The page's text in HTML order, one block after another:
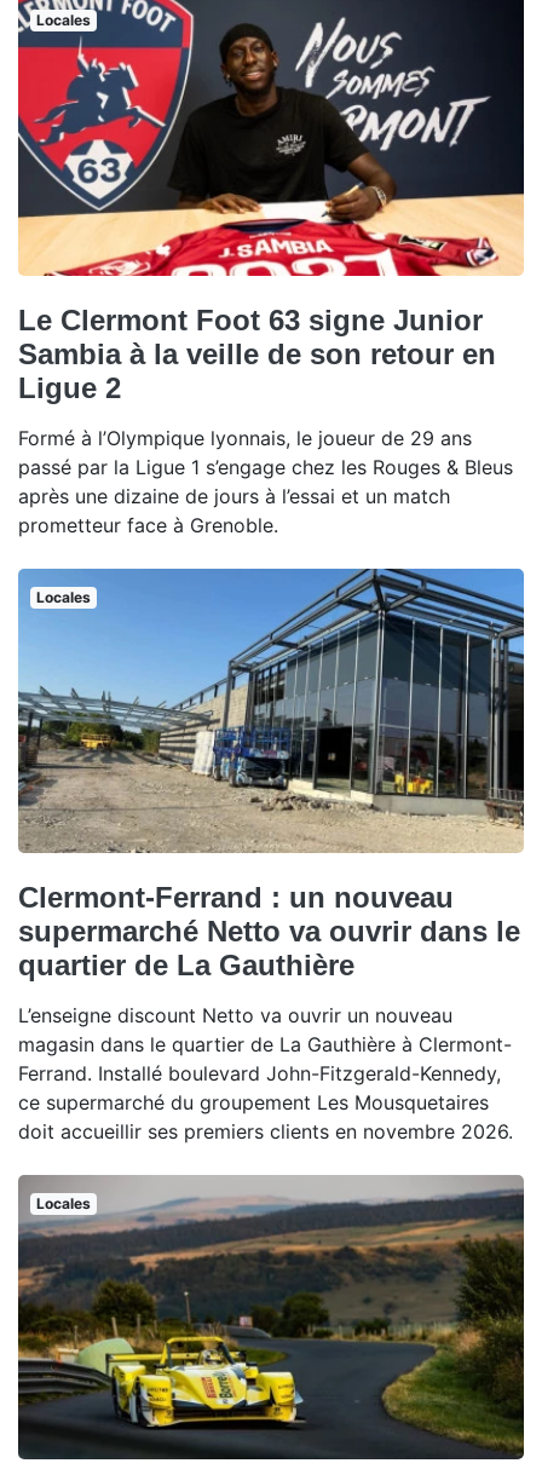
Locales
Le Clermont Foot 63 signe Junior
Sambia à la veille de son retour en
Ligue 2
Formé à l’Olympique lyonnais, le joueur de 29 ans
passé par la Ligue 1 s’engage chez les Rouges & Bleus
après une dizaine de jours à l’essai et un match
prometteur face à Grenoble.
Locales
Clermont-Ferrand : un nouveau
supermarché Netto va ouvrir dans le
quartier de La Gauthière
L’enseigne discount Netto va ouvrir un nouveau
magasin dans le quartier de La Gauthière à Clermont-
Ferrand. Installé boulevard John-Fitzgerald-Kennedy,
ce supermarché du groupement Les Mousquetaires
doit accueillir ses premiers clients en novembre 2026.
Locales